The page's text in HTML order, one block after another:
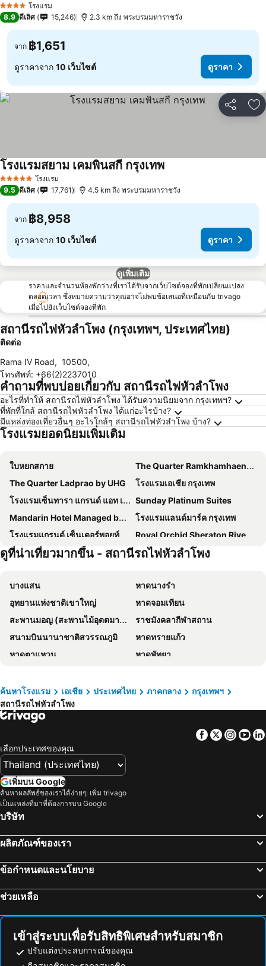
4 ดาว โรงแรม
8.9 ดีเลิศ 15,246 2.3 km ถึง พระบรมมหาราชวัง
จาก ฿1,651
ดูราคาจาก 10 เว็บไซต์ ดูราคา
แชร์ เ
5 ดาว โรงแรม
โรงแรมสยาม เคมพินสกี กรุงเทพ
9.5 ดีเลิศ 17,761 4.5 km ถึง พระบรมมหาราชวัง
จาก ฿8,958
ดูราคาจาก 10 เว็บไซต์ ดูราคา
ดูเพิ่มเติม
ราคาและจำนวนห้องพักว่างที่เราได้รับจากเว็บไซต์จองที่พักเปลี่ยนแปลง
ตลอดเวลา ซึ่งหมายความว่าคุณอาจไม่พบข้อเสนอที่เหมือนกับ trivago
เมื่อไปยังเว็บไซต์จองที่พัก
สถานีรถไฟหัวลำโพง (กรุงเทพฯ, ประเทศไทย)
ติดต่อ
Rama IV Road, 10500,
โทรศัพท์: +66(2)2237010
คำถามที่พบบ่อยเกี่ยวกับ สถานีรถไฟหัวลำโพง
อะไรที่ทำให้ สถานีรถไฟหัวลำโพง ได้รับความนิยมจาก กรุงเทพฯ?
ที่พักที่ใกล้ สถานีรถไฟหัวลำโพง ได้แก่อะไรบ้าง?
มีแหล่งท่องเที่ยวอื่นๆ อะไรใกล้ๆ สถานีรถไฟหัวลำโพง บ้าง?
โรงแรมยอดนิยมเพิ่มเติม
ใบหยกสกาย
The Quarter Ramkhamhaeng by UHG
The Quarter Ladprao by UHG
โรงแรมเอเชีย กรุงเทพ
โรงแรมเซ็นทารา แกรนด์ แอท เซ็นทรัลพลาซ่าลาดพร้าว กรุงเทพฯ
Sunday Platinum Suites
Mandarin Hotel Managed by Centre Point
โรงแรมแลนด์มาร์ค กรุงเทพ
โรงแรมแกรนด์ เซ็นเตอร์พอยท์ เทอร์มินัล 21
Royal Orchid Sheraton Riverside Hotel Bangkok
โรงแรมเกรซ
โรงแรม เดอะ เบอร์เคลีย์ โฮเต็ล ประตูน้ำ
The Quarter Saladaeng by UHG
Grand Mercure Bangkok Atrium
โรงแรม พูลแมน กรุงเทพ จี
โรงแรมแอมบาสซาเดอร์ กรุงเทพฯ
Shangri-La Bangkok
Grande Centre Point Lumphini Bangkok
โรงแรม มิราเคิล แกรนด์ คอนเวนชั่น
Nysa Hotel Bangkok
The President Hotel at Chokchai 4
Goody Hotel
โรงแรมมิลเลนเนียม ฮิลตัน กรุงเทพ
Amari Bangkok
เรด แพลนเนต สุรวงศ์ กรุงเทพ
โรงแรมรอยัล รัตนโกสินทร์
Norn Riverside Bangkok Hotel
Holiday Inn Bangkok Sukhumvit By Ihg
The Home Hotel
Twin Towers Hotel
ฟูรามา สีลม กรุงเทพ
Ibis Bangkok Riverside
Ramada Plaza by Wyndham Bangkok Menam Riverside
รามบุตรี วิลเลจ อินน์ แอนด์ พลาซ่า
โรงแรมเดอะกรุงเกษม ศรีกรุง
The Quarter Hualamphong by UHG
The Unforgotten B&B
La Locanda
Rest24 Residence
W22 by Burasari
ดูที่น่าเที่ยวมากขึ้น - สถานีรถไฟหัวลำโพง
บางแสน
หาดนางรำ
อุทยานแห่งชาติเขาใหญ่
หาดจอมเทียน
สะพานมอญ (สะพานไม้อุตตมานุสรณ์)
ราชมังคลากีฬาสถาน
สนามบินนานาชาติสวรรณภูมิ
หาดทรายแก้ว
หาดตาแหวน
หาดพัทยา
อุทยานแห่งชาติเอราวัณ
พัทยากลาง
สนามบินดอนเมือง
รามคำแหง
อุทยานแห่งชาติแก่งกระจาน
เยาวราช
สะพานข้ามแม่น้ำแคว
หาดเขาตะเกียบ
พัทยาเหนือ
สยามพารากอน
สยามสแควร์
แกลง
สวนนงนุช
Cha-am Beach
สถานีรถไฟหัวลำโพง
ค้นหาโรงแรม เอเชีย ประเทศไทย ภาคกลาง
กรุงเทพฯ
สถานีรถไฟหัวลำโพง
Facebook
Twitter
เลือกประเทศของคุณ
เพิ่มบน Google
ค้นหาผลลัพธ์ของเราได้ง่ายๆ: เพิ่ม trivago
เป็นแหล่งที่มาที่ต้องการบน Google
บริษัท
ผลิตภัณฑ์ของเรา
ข้อกำหนดและนโยบาย
ช่วยเหลือ
เข้าสู่ระบบเพื่อรับสิทธิพิเศษสำหรับสมาชิก
ปรับแต่งประสบการณ์ของคุณ